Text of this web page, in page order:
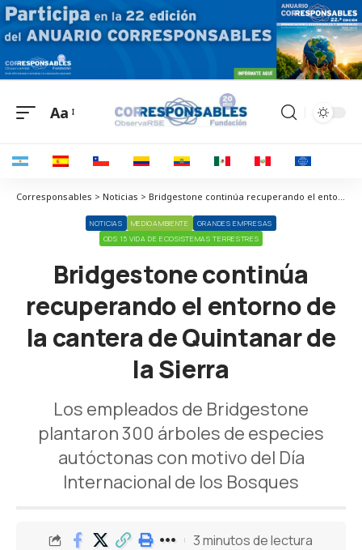
Aa
Corresponsables > Noticias > Bridgestone continúa recuperando el entorno de la cantera de Quintanar de la Sierra
NOTICIAS MEDIOAMBIENTE
GRANDES EMPRESAS
ODS 15 VIDA DE ECOSISTEMAS TERRESTRES
Bridgestone continúa
recuperando el entorno de
la cantera de Quintanar de
la Sierra
Los empleados de Bridgestone
plantaron 300 árboles de especies
autóctonas con motivo del Día
Internacional de los Bosques
3 minutos de lectura